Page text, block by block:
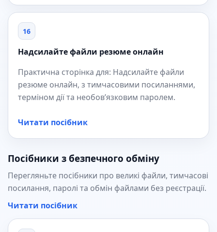
16
Надсилайте файли резюме онлайн
Практична сторінка для: Надсилайте файли
резюме онлайн, з тимчасовими посиланнями,
терміном дії та необов’язковим паролем.
Читати посібник
Посібники з безпечного обміну
Перегляньте посібники про великі файли, тимчасові
посилання, паролі та обмін файлами без реєстрації.
Читати посібник